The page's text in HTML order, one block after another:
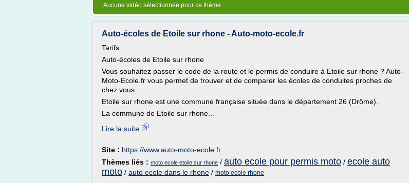
Aucune vidéo sélectionnée pour ce thème
Auto-écoles de Etoile sur rhone - Auto-moto-ecole.fr
Tarifs
Auto-écoles de Etoile sur rhone
Vous souhaitez passer le code de la route et le permis de conduire à Etoile sur rhone ? Auto-
Moto-Ecole.fr vous permet de trouver et de comparer les écoles de conduites proches de
chez vous.
Etoile sur rhone est une commune française située dans le département 26 (Drôme).
La commune de Etoile sur rhone...
Lire la suite
Site : https://www.auto-moto-ecole.fr
Thèmes liés : moto ecole etoile sur rhone / auto ecole pour permis moto / ecole auto
moto / auto ecole dans le rhone / moto ecole rhone